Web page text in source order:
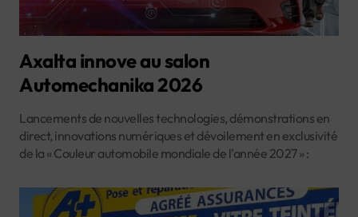
Axalta innove au salon
Automechanika 2026
Lancements de nouvelles technologies, démonstrations en
direct, innovations numériques et dévoilement en exclusivité
de la « Couleur automobile mondiale de l’année 2027 » :